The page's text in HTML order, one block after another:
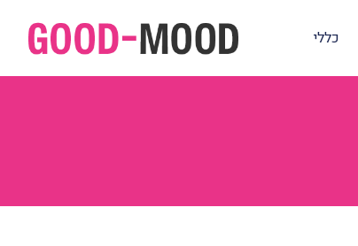
כללי